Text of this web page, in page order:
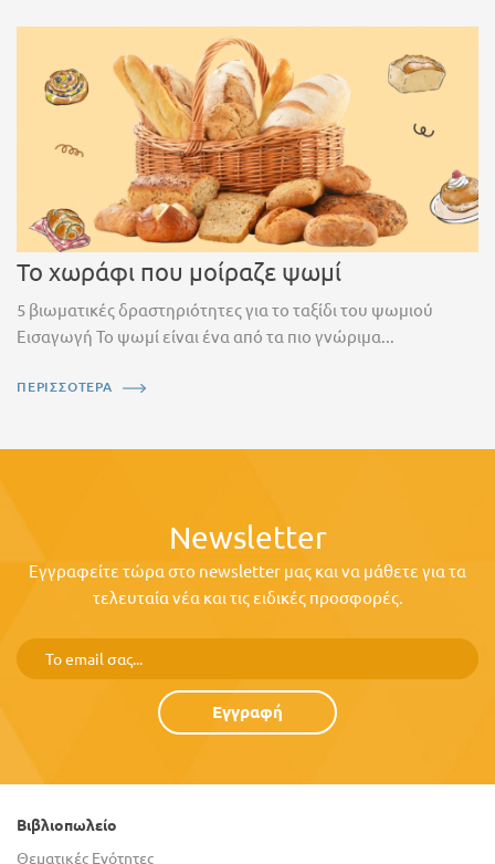
Το χωράφι που μοίραζε ψωμί
5 βιωματικές δραστηριότητες για το ταξίδι του ψωμιού
Εισαγωγή Το ψωμί είναι ένα από τα πιο γνώριμα...
ΠΕΡΙΣΣΟΤΕΡΑ
Newsletter
Εγγραφείτε τώρα στο newsletter μας και να μάθετε για τα
τελευταία νέα και τις ειδικές προσφορές.
Εγγραφή
Βιβλιοπωλείο
Θεματικές Ενότητες